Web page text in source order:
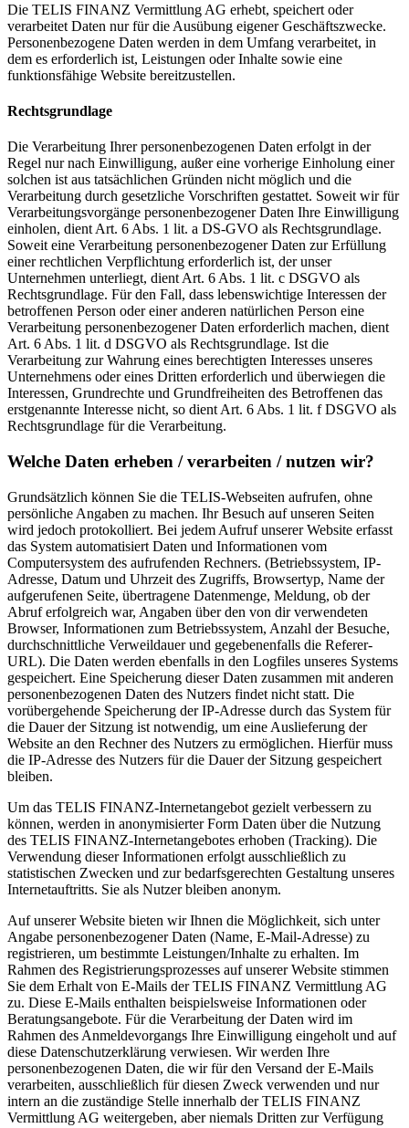
Die TELIS FINANZ Vermittlung AG erhebt, speichert oder
verarbeitet Daten nur für die Ausübung eigener Geschäftszwecke.
Personenbezogene Daten werden in dem Umfang verarbeitet, in
dem es erforderlich ist, Leistungen oder Inhalte sowie eine
funktionsfähige Website bereitzustellen.
Rechtsgrundlage
Die Verarbeitung Ihrer personenbezogenen Daten erfolgt in der
Regel nur nach Einwilligung, außer eine vorherige Einholung einer
solchen ist aus tatsächlichen Gründen nicht möglich und die
Verarbeitung durch gesetzliche Vorschriften gestattet. Soweit wir für
Verarbeitungsvorgänge personenbezogener Daten Ihre Einwilligung
einholen, dient Art. 6 Abs. 1 lit. a DS-GVO als Rechtsgrundlage.
Soweit eine Verarbeitung personenbezogener Daten zur Erfüllung
einer rechtlichen Verpflichtung erforderlich ist, der unser
Unternehmen unterliegt, dient Art. 6 Abs. 1 lit. c DSGVO als
Rechtsgrundlage. Für den Fall, dass lebenswichtige Interessen der
betroffenen Person oder einer anderen natürlichen Person eine
Verarbeitung personenbezogener Daten erforderlich machen, dient
Art. 6 Abs. 1 lit. d DSGVO als Rechtsgrundlage. Ist die
Verarbeitung zur Wahrung eines berechtigten Interesses unseres
Unternehmens oder eines Dritten erforderlich und überwiegen die
Interessen, Grundrechte und Grundfreiheiten des Betroffenen das
erstgenannte Interesse nicht, so dient Art. 6 Abs. 1 lit. f DSGVO als
Rechtsgrundlage für die Verarbeitung.
Welche Daten erheben / verarbeiten / nutzen wir?
Grundsätzlich können Sie die TELIS-Webseiten aufrufen, ohne
persönliche Angaben zu machen. Ihr Besuch auf unseren Seiten
wird jedoch protokolliert. Bei jedem Aufruf unserer Website erfasst
das System automatisiert Daten und Informationen vom
Computersystem des aufrufenden Rechners. (Betriebssystem, IP-
Adresse, Datum und Uhrzeit des Zugriffs, Browsertyp, Name der
aufgerufenen Seite, übertragene Datenmenge, Meldung, ob der
Abruf erfolgreich war, Angaben über den von dir verwendeten
Browser, Informationen zum Betriebssystem, Anzahl der Besuche,
durchschnittliche Verweildauer und gegebenenfalls die Referer-
URL). Die Daten werden ebenfalls in den Logfiles unseres Systems
gespeichert. Eine Speicherung dieser Daten zusammen mit anderen
personenbezogenen Daten des Nutzers findet nicht statt. Die
vorübergehende Speicherung der IP-Adresse durch das System für
die Dauer der Sitzung ist notwendig, um eine Auslieferung der
Website an den Rechner des Nutzers zu ermöglichen. Hierfür muss
die IP-Adresse des Nutzers für die Dauer der Sitzung gespeichert
bleiben.
Um das TELIS FINANZ-Internetangebot gezielt verbessern zu
können, werden in anonymisierter Form Daten über die Nutzung
des TELIS FINANZ-Internetangebotes erhoben (Tracking). Die
Verwendung dieser Informationen erfolgt ausschließlich zu
statistischen Zwecken und zur bedarfsgerechten Gestaltung unseres
Internetauftritts. Sie als Nutzer bleiben anonym.
Auf unserer Website bieten wir Ihnen die Möglichkeit, sich unter
Angabe personenbezogener Daten (Name, E-Mail-Adresse) zu
registrieren, um bestimmte Leistungen/Inhalte zu erhalten. Im
Rahmen des Registrierungsprozesses auf unserer Website stimmen
Sie dem Erhalt von E-Mails der TELIS FINANZ Vermittlung AG
zu. Diese E-Mails enthalten beispielsweise Informationen oder
Beratungsangebote. Für die Verarbeitung der Daten wird im
Rahmen des Anmeldevorgangs Ihre Einwilligung eingeholt und auf
diese Datenschutzerklärung verwiesen. Wir werden Ihre
personenbezogenen Daten, die wir für den Versand der E-Mails
verarbeiten, ausschließlich für diesen Zweck verwenden und nur
intern an die zuständige Stelle innerhalb der TELIS FINANZ
Vermittlung AG weitergeben, aber niemals Dritten zur Verfügung